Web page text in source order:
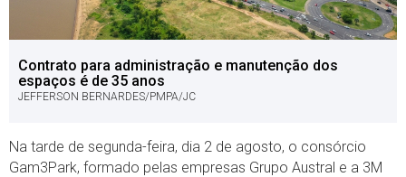
Contrato para administração e manutenção dos
espaços é de 35 anos
JEFFERSON BERNARDES/PMPA/JC
Na tarde de segunda-feira, dia 2 de agosto, o consórcio
Gam3Park, formado pelas empresas Grupo Austral e a 3M